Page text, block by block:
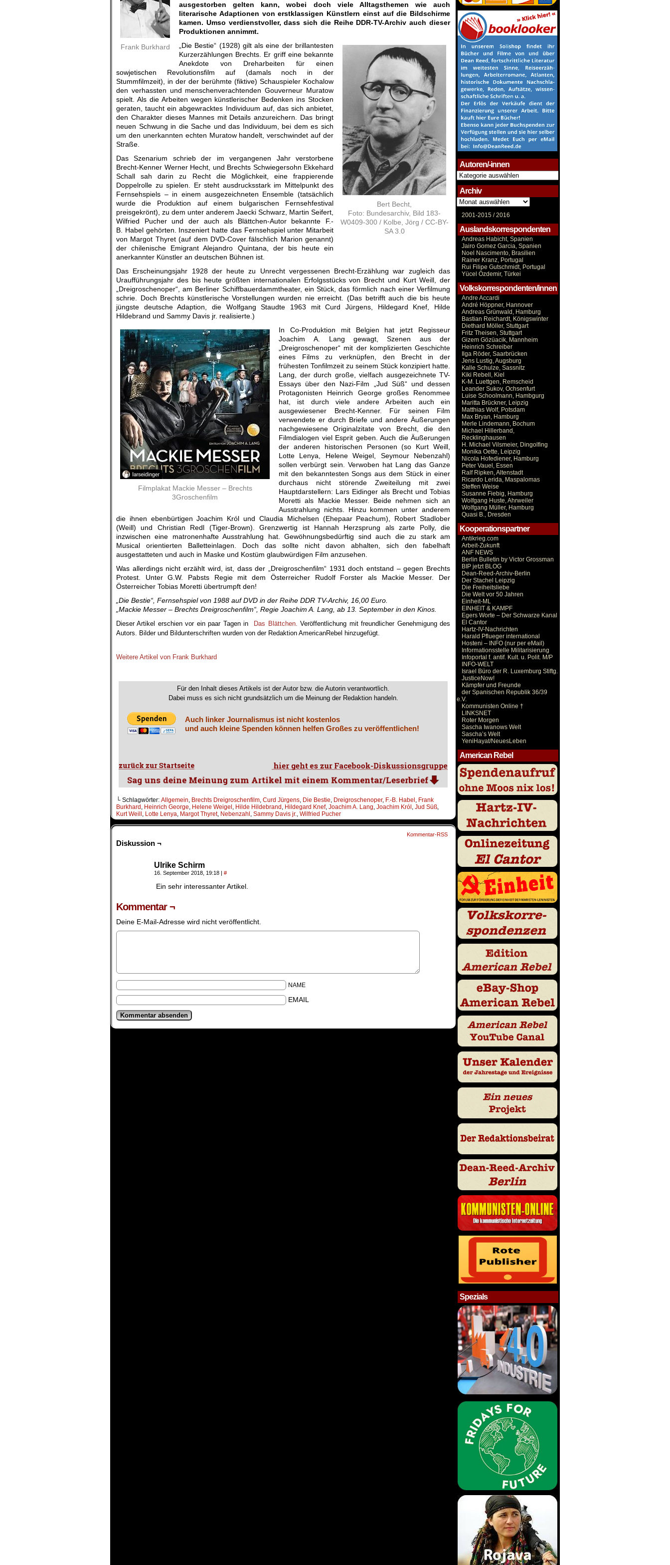
Frank Burkhard
ausgestorben gelten kann, wobei doch viele Alltagsthemen wie auch
literarische Adaptionen von erstklassigen Künstlern einst auf die Bildschirme
kamen. Umso verdienstvoller, dass sich die Reihe DDR-TV-Archiv auch dieser
Produktionen annimmt.
Bert Becht,
Foto: Bundesarchiv, Bild 183-
W0409-300 / Kolbe, Jörg / CC-BY-
SA 3.0
„Die Bestie“ (1928) gilt als eine der brillantesten
Kurzerzählungen Brechts. Er griff eine bekannte
Anekdote von Dreharbeiten für einen
sowjetischen Revolutionsfilm auf (damals noch in der
Stummfilmzeit), in der der berühmte (fiktive) Schauspieler Kochalow
den verhassten und menschenverachtenden Gouverneur Muratow
spielt. Als die Arbeiten wegen künstlerischer Bedenken ins Stocken
geraten, taucht ein abgewracktes Individuum auf, das sich anbietet,
den Charakter dieses Mannes mit Details anzureichern. Das bringt
neuen Schwung in die Sache und das Individuum, bei dem es sich
um den unerkannten echten Muratow handelt, verschwindet auf der
Straße.
Das Szenarium schrieb der im vergangenen Jahr verstorbene
Brecht-Kenner Werner Hecht, und Brechts Schwiegersohn Ekkehard
Schall sah darin zu Recht die Möglichkeit, eine frappierende
Doppelrolle zu spielen. Er steht ausdrucksstark im Mittelpunkt des
Fernsehspiels – in einem ausgezeichneten Ensemble (tatsächlich
wurde die Produktion auf einem bulgarischen Fernsehfestival
preisgekrönt), zu dem unter anderem Jaecki Schwarz, Martin Seifert,
Wilfried Pucher und der auch als Blättchen-Autor bekannte F.-
B. Habel gehörten. Inszeniert hatte das Fernsehspiel unter Mitarbeit
von Margot Thyret (auf dem DVD-Cover fälschlich Marion genannt)
der chilenische Emigrant Alejandro Quintana, der bis heute ein
anerkannter Künstler an deutschen Bühnen ist.
Das Erscheinungsjahr 1928 der heute zu Unrecht vergessenen Brecht-Erzählung war zugleich das
Uraufführungsjahr des bis heute größten internationalen Erfolgsstücks von Brecht und Kurt Weill, der
„Dreigroschenoper“, am Berliner Schiffbauerdammtheater, ein Stück, das förmlich nach einer Verfilmung
schrie. Doch Brechts künstlerische Vorstellungen wurden nie erreicht. (Das betrifft auch die bis heute
jüngste deutsche Adaption, die Wolfgang Staudte 1963 mit Curd Jürgens, Hildegard Knef, Hilde
Hildebrand und Sammy Davis jr. realisierte.)
Filmplakat Mackie Messer – Brechts
3Groschenfilm
In Co-Produktion mit Belgien hat jetzt Regisseur
Joachim A. Lang gewagt, Szenen aus der
„Dreigroschenoper“ mit der komplizierten Geschichte
eines Films zu verknüpfen, den Brecht in der
frühesten Tonfilmzeit zu seinem Stück konzipiert hatte.
Lang, der durch große, vielfach ausgezeichnete TV-
Essays über den Nazi-Film „Jud Süß“ und dessen
Protagonisten Heinrich George großes Renommee
hat, ist durch viele andere Arbeiten auch ein
ausgewiesener Brecht-Kenner. Für seinen Film
verwendete er durch Briefe und andere Äußerungen
nachgewiesene Originalzitate von Brecht, die den
Filmdialogen viel Esprit geben. Auch die Äußerungen
der anderen historischen Personen (so Kurt Weill,
Lotte Lenya, Helene Weigel, Seymour Nebenzahl)
sollen verbürgt sein. Verwoben hat Lang das Ganze
mit den bekanntesten Songs aus dem Stück in einer
durchaus nicht störende Zweiteilung mit zwei
Hauptdarstellern: Lars Eidinger als Brecht und Tobias
Moretti als Mackie Messer. Beide nehmen sich an
Ausstrahlung nichts. Hinzu kommen unter anderem
die ihnen ebenbürtigen Joachim Król und Claudia Michelsen (Ehepaar Peachum), Robert Stadlober
(Weill) und Christian Redl (Tiger-Brown). Grenzwertig ist Hannah Herzsprung als zarte Polly, die
inzwischen eine matronenhafte Ausstrahlung hat. Gewöhnungsbedürftig sind auch die zu stark am
Musical orientierten Balletteinlagen. Doch das sollte nicht davon abhalten, sich den fabelhaft
ausgestatteten und auch in Maske und Kostüm glaubwürdigen Film anzusehen.
Was allerdings nicht erzählt wird, ist, dass der „Dreigroschenfilm“ 1931 doch entstand – gegen Brechts
Protest. Unter G.W. Pabsts Regie mit dem Österreicher Rudolf Forster als Mackie Messer. Der
Österreicher Tobias Moretti übertrumpft den!
„Die Bestie“, Fernsehspiel von 1988 auf DVD in der Reihe DDR TV-Archiv, 16,00 Euro.
„Mackie Messer – Brechts Dreigroschenfilm“, Regie Joachim A. Lang, ab 13. September in den Kinos.
Dieser Artikel erschien vor ein paar Tagen in Das Blättchen. Veröffentlichung mit freundlicher Genehmigung des
Autors. Bilder und Bildunterschriften wurden von der Redaktion AmericanRebel hinzugefügt.
Weitere Artikel von Frank Burkhard
Für den Inhalt dieses Artikels ist der Autor bzw. die Autorin verantwortlich.
Dabei muss es sich nicht grundsätzlich um die Meinung der Redaktion handeln.
Auch linker Journalismus ist nicht kostenlos
und auch kleine Spenden können helfen Großes zu veröffentlichen!
└ Schlagwörter: Allgemein, Brechts Dreigroschenfilm, Curd Jürgens, Die Bestie, Dreigroschenoper, F.-B. Habel , Frank
Burkhard , Heinrich George, Helene Weigel , Hilde Hildebrand , Hildegard Knef, Joachim A. Lang, Joachim Król , Jud Süß,
Kurt Weill , Lotte Lenya, Margot Thyret, Nebenzahl , Sammy Davis jr., Wilfried Pucher
Kommentar-RSS
Diskussion ¬
Ulrike Schirm
16. September 2018, 19:18 | #
Ein sehr interessanter Artikel.
Kommentar ¬
Deine E-Mail-Adresse wird nicht veröffentlicht.
NAME
EMAIL
Autoren/-innen
Autoren/-
innen
Archiv
Archiv
2001-2015 /2016
Auslandskorrespondenten
Andreas Habicht, Spanien
Jairo Gomez Garcia, Spanien
Noel Nascimento, Brasilien
Rainer Kranz, Portugal
Rui Filipe Gutschmidt, Portugal
Yücel Özdemir, Türkei
Volkskorrespondenten/innen
Andre Accardi
André Höppner, Hannover
Andreas Grünwald, Hamburg
Bastian Reichardt, Königswinter
Diethard Möller, Stuttgart
Fritz Theisen, Stuttgart
Gizem Gözüacik, Mannheim
Heinrich Schreiber
Ilga Röder, Saarbrücken
Jens Lustig, Augsburg
Kalle Schulze, Sassnitz
Kiki Rebell, Kiel
K-M. Luettgen, Remscheid
Leander Sukov, Ochsenfurt
Luise Schoolmann, Hambgurg
Maritta Brückner, Leipzig
Matthias Wolf, Potsdam
Max Bryan, Hamburg
Merle Lindemann, Bochum
Michael Hillerband,
Recklinghausen
H. Michael Vilsmeier, Dingolfing
Monika Oette, Leipzig
Nicola Hofediener, Hamburg
Peter Vauel, Essen
Ralf Ripken, Altenstadt
Ricardo Lerida, Maspalomas
Steffen Weise
Susanne Fiebig, Hamburg
Wolfgang Huste, Ahrweiler
Wolfgang Müller, Hamburg
Quasi B., Dresden
Kooperationspartner
Antikrieg.com
Arbeit-Zukunft
ANF NEWS
Berlin Bulletin by Victor Grossman
BIP jetzt BLOG
Dean-Reed-Archiv-Berlin
Der Stachel Leipzig
Die Freiheitsliebe
Die Welt vor 50 Jahren
Einheit-ML
EINHEIT & KAMPF
Egers Worte – Der Schwarze Kanal
El Cantor
Hartz-IV-Nachrichten
Harald Pflueger international
Hosteni – INFO (nur per eMail)
Informationsstelle Militarisierung
Infoportal f. antif. Kult. u. Polit. M/P
INFO-WELT
Israel Büro der R. Luxemburg Stiftg.
JusticeNow!
Kämpfer und Freunde
der Spanischen Republik 36/39
e.V.
Kommunisten Online †
LINKSNET
Roter Morgen
Sascha Iwanows Welt
Sascha’s Welt
YeniHayat/NeuesLeben
American Rebel
Spezials